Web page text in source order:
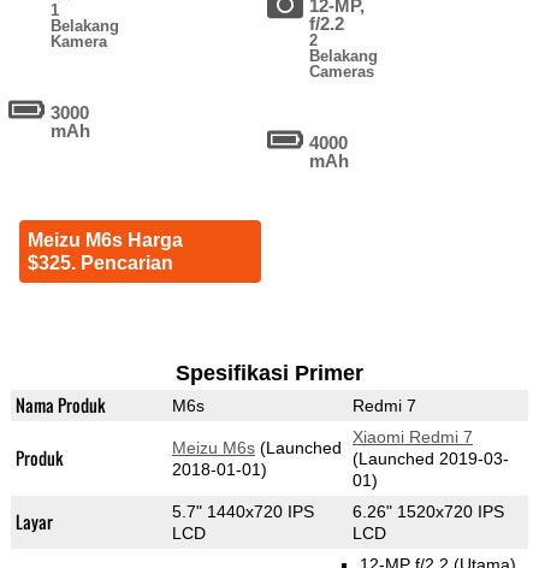
1
Belakang
Kamera
3000
mAh
Meizu M6s Harga
$325. Pencarian
12-MP,
f/2.2
2
Belakang
Cameras
4000
mAh
Spesifikasi Primer
Nama Produk M6s Redmi 7
Produk Meizu M6s(Launched
2018-01-01)
Xiaomi Redmi 7
(Launched 2019-03-
01)
Layar
5.7" 1440x720 IPS
LCD
6.26" 1520x720 IPS
LCD